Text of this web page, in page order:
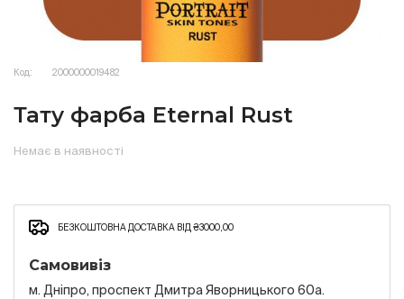
Код: 2000000019482
Тату фарба Eternal Rust
Немає в наявності
БЕЗКОШТОВНА ДОСТАВКА ВІД ₴3000,00
Самовивіз
м. Дніпро, проспект Дмитра Яворницького 60а.